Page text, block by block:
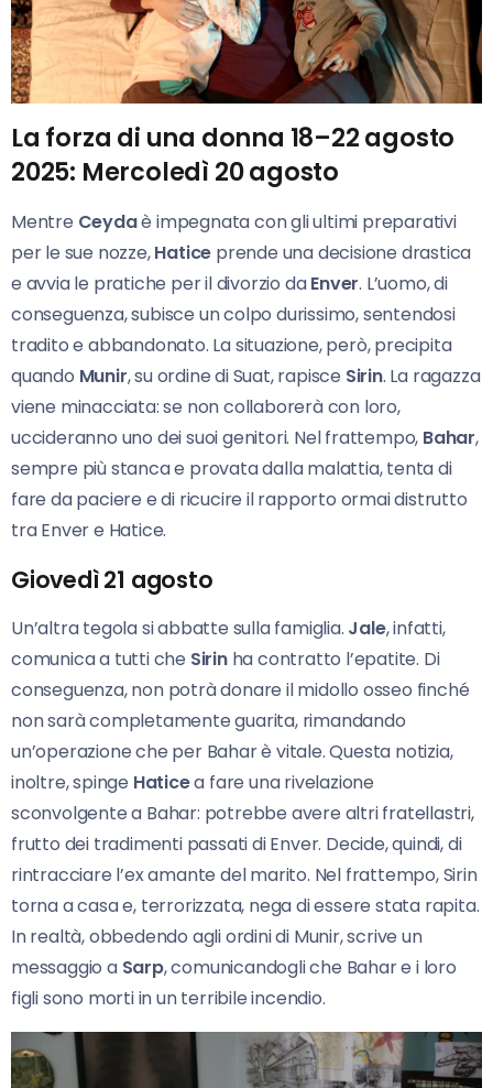
La forza di una donna 18–22 agosto
2025: Mercoledì 20 agosto
Mentre Ceydaè impegnata con gli ultimi preparativi
per le sue nozze,Hatice prende una decisione drastica
e avvia le pratiche per il divorzio daEnver. L’uomo, di
conseguenza, subisce un colpo durissimo, sentendosi
tradito e abbandonato. La situazione, però, precipita
quando Munir, su ordine di Suat, rapisce Sirin. La ragazza
viene minacciata: se non collaborerà con loro,
uccideranno uno dei suoi genitori. Nel frattempo, Bahar,
sempre più stanca e provata dalla malattia, tenta di
fare da paciere e di ricucire il rapporto ormai distrutto
tra Enver e Hatice.
Giovedì 21 agosto
Un’altra tegola si abbatte sulla famiglia. Jale, infatti,
comunica a tutti che Sirinha contratto l’epatite. Di
conseguenza, non potrà donare il midollo osseo finché
non sarà completamente guarita, rimandando
un’operazione che per Bahar è vitale. Questa notizia,
inoltre, spinge Haticea fare una rivelazione
sconvolgente a Bahar: potrebbe avere altri fratellastri,
frutto dei tradimenti passati di Enver. Decide, quindi, di
rintracciare l’ex amante del marito. Nel frattempo, Sirin
torna a casa e, terrorizzata, nega di essere stata rapita.
In realtà, obbedendo agli ordini di Munir, scrive un
messaggio a Sarp, comunicandogli che Bahar e i loro
figli sono morti in un terribile incendio.